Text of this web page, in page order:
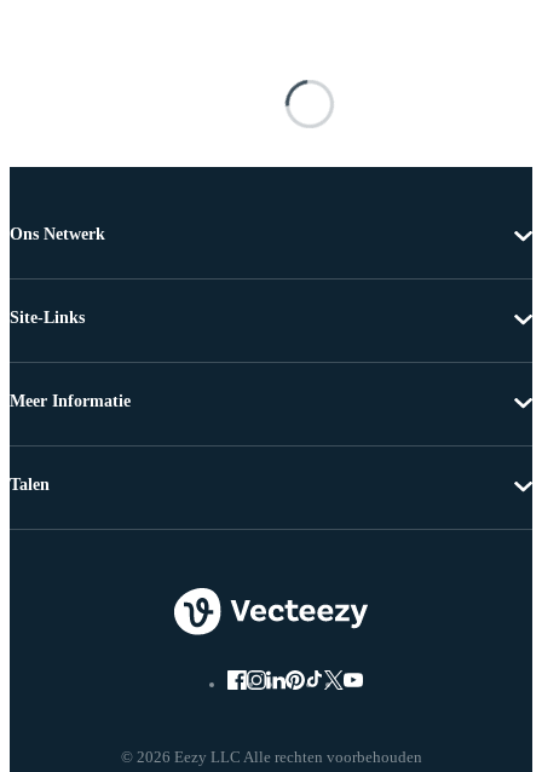
Ons Netwerk
Site-Links
Meer Informatie
© 2026 Eezy LLC Alle rechten voorbehouden
Talen